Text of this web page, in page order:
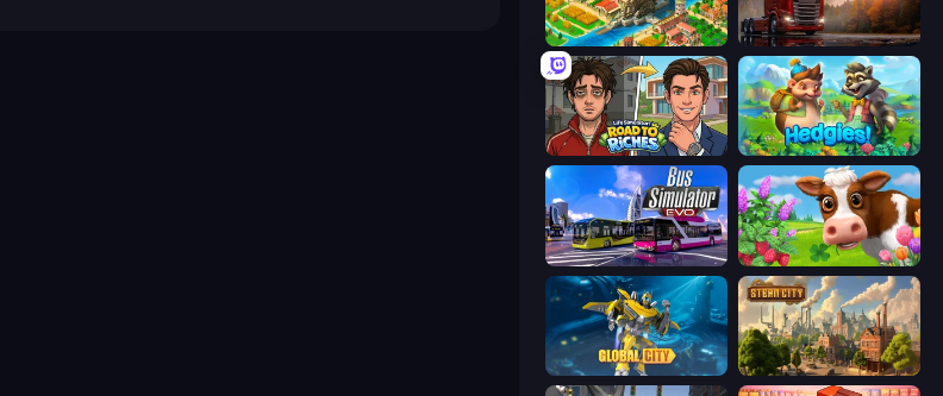
Empire City Truck Simulator: European Roads
Life Simulator: Road to Riches Hedgies
Bus Simulator: EVO Country Life Meadows
Global City Steam City